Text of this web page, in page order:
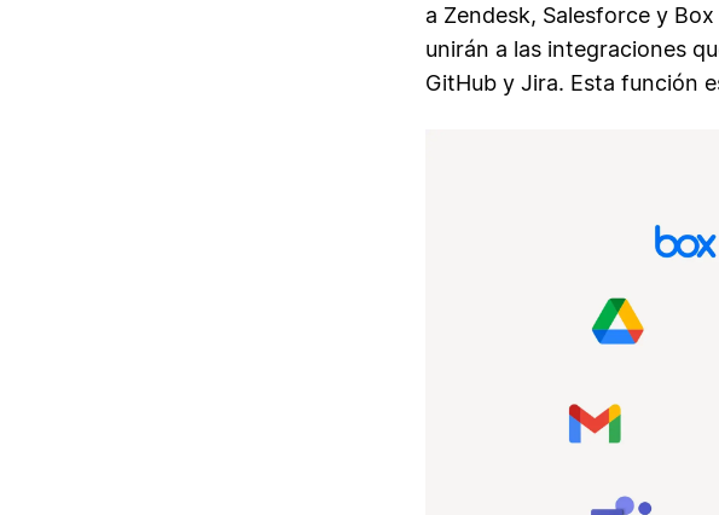
a Zendesk, Salesforce y
unirán a las integraciones
GitHub y Jira. Esta función